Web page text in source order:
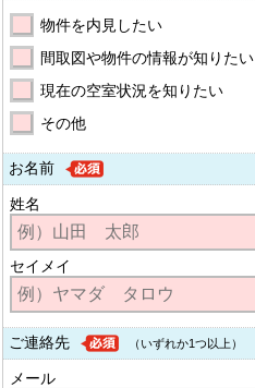
物件を内見したい
間取図や物件の情報が知りたい
現在の空室状況を知りたい
その他
お名前
姓名
セイメイ
ご連絡先 （いずれか1つ以上）
メール